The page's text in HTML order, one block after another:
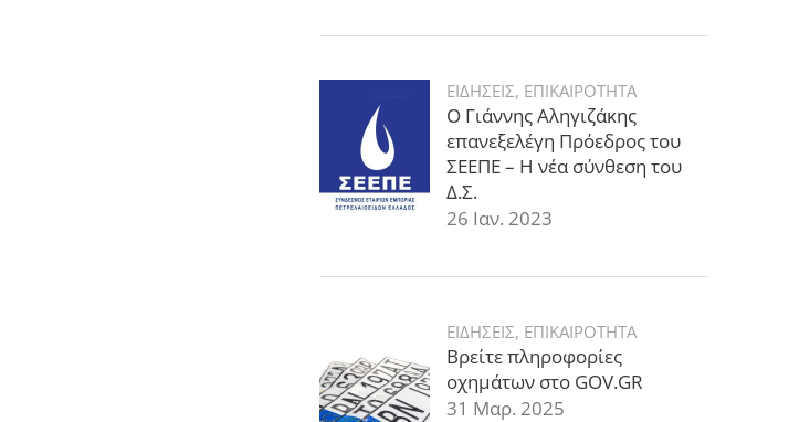
ΕΙΔΗΣΕΙΣ, ΕΠΙΚΑΙΡΟΤΗΤΑ
Ο Γιάννης Αληγιζάκης
επανεξελέγη Πρόεδρος του
ΣΕΕΠΕ – Η νέα σύνθεση του
Δ.Σ.
26 Ιαν. 2023
ΕΙΔΗΣΕΙΣ, ΕΠΙΚΑΙΡΟΤΗΤΑ
Βρείτε πληροφορίες
οχημάτων στο GOV.GR
31 Μαρ. 2025